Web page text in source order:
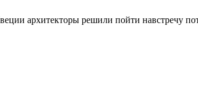
архитекторы решили пойти навстречу